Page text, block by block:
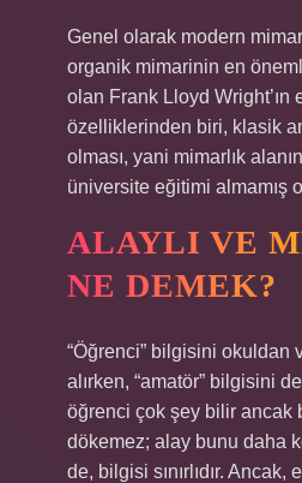
Genel olarak modern
organik mimarinin en
olan Frank Lloyd Wright’ın
özelliklerinden biri, klasik
olması, yani mimarlık
üniversite eğitimi almamış
ALAYLI VE
NE DEMEK?
“Öğrenci” bilgisini okuldan
alırken, “amatör” bilgisini
öğrenci çok şey bilir ancak
dökemez; alay bunu daha
de, bilgisi sınırlıdır. Ancak,